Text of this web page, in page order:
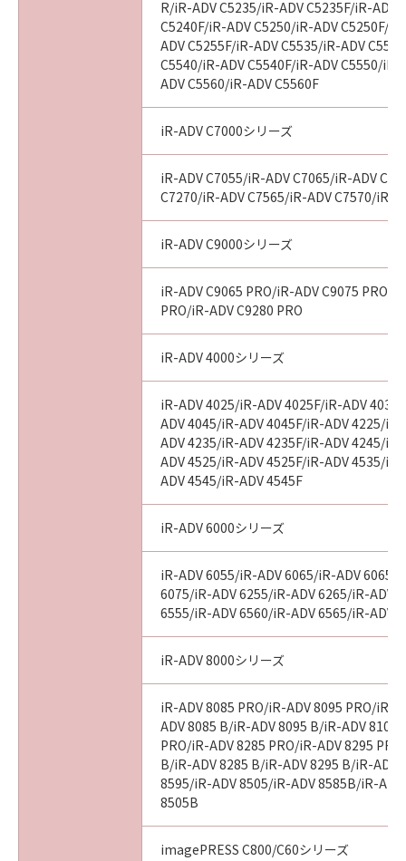
R/iR-ADV C5235/iR-ADV C5235F/iR-ADV
C5240F/iR-ADV C5250/iR-ADV C5250F/
ADV C5255F/iR-ADV C5535/iR-ADV
C5540/iR-ADV C5540F/iR-ADV C5550/iR-
ADV C5560/iR-ADV C5560F
iR-ADV C7000シリーズ
iR-ADV C7055/iR-ADV C7065/iR-ADV
C7270/iR-ADV C7565/iR-ADV C7570/iR-
iR-ADV C9000シリーズ
iR-ADV C9065 PRO/iR-ADV C9075 PRO/
PRO/iR-ADV C9280 PRO
iR-ADV 4000シリーズ
iR-ADV 4025/iR-ADV 4025F/iR-ADV
ADV 4045/iR-ADV 4045F/iR-ADV 4225/
ADV 4235/iR-ADV 4235F/iR-ADV 4245/
ADV 4525/iR-ADV 4525F/iR-ADV 4535/
ADV 4545/iR-ADV 4545F
iR-ADV 6000シリーズ
iR-ADV 6055/iR-ADV 6065/iR-ADV 6065-
6075/iR-ADV 6255/iR-ADV 6265/iR-ADV
6555/iR-ADV 6560/iR-ADV 6565/iR-ADV
iR-ADV 8000シリーズ
iR-ADV 8085 PRO/iR-ADV 8095 PRO/iR-
ADV 8085 B/iR-ADV 8095 B/iR-ADV 8105
PRO/iR-ADV 8285 PRO/iR-ADV 8295
B/iR-ADV 8285 B/iR-ADV 8295 B/iR-ADV
8595/iR-ADV 8505/iR-ADV 8585B/iR-
8505B
imagePRESS C800/C60シリーズ